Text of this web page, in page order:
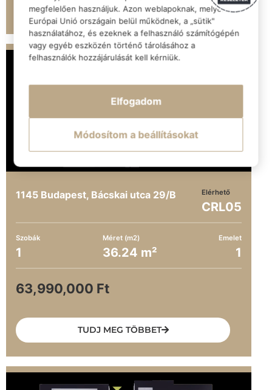
TUDJ MEG TÖBBET
1145 Budapest, Bácskai utca 29/B Elérhető
CRL05
Szobák
1
Méret (m2)
36.24 m²
Emelet
1
63,990,000 Ft
TUDJ MEG TÖBBET
megfelelően használjuk. Azon weblapoknak, melyek az
Európai Unió országain belül működnek, a „sütik"
használatához, és ezeknek a felhasználó számítógépén
vagy egyéb eszközén történő tárolásához a
felhasználók hozzájárulását kell kérniük.
Elfogadom
Módosítom a beállításokat